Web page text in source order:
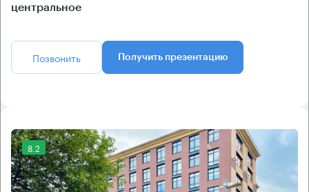
центральное
Позвонить Получить презентацию
8.2